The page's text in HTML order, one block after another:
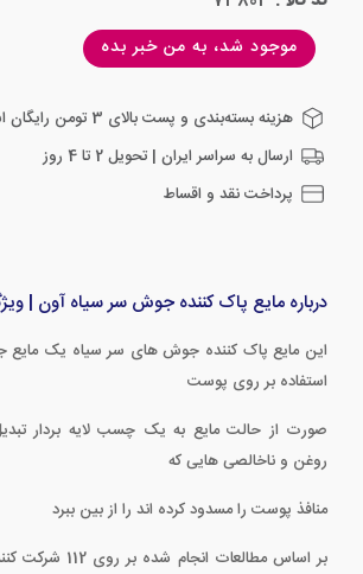
موجود شد، به من خبر بده
هزینه بسته‌بندی و پست بالای 3 تومن رایگان است
ارسال به سراسر ایران | تحویل 2 تا 4 روز
پرداخت نقد و اقساط
درباره مایع پاک کننده جوش سر سیاه آون |
این مایع پاک کننده جوش های سر سیاه یک
استفاده بر روی پوست
صورت از حالت مایع به یک چسب لایه بردار
روغن و ناخالصی هایی که
منافذ پوست را مسدود کرده اند را از بین ببرد
بر اساس مطالعات